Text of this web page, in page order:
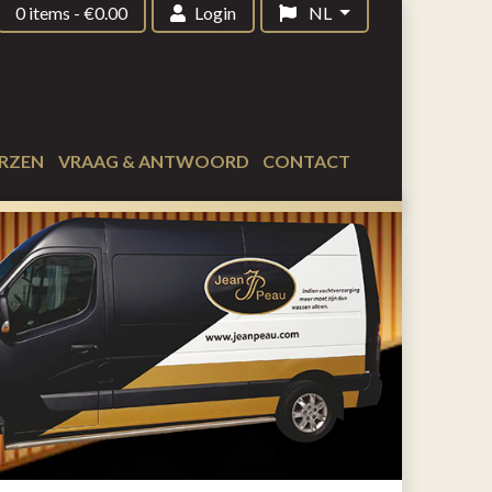
0 items -€0.00 Login NL
VRAAG & ANTWOORD CONTACT